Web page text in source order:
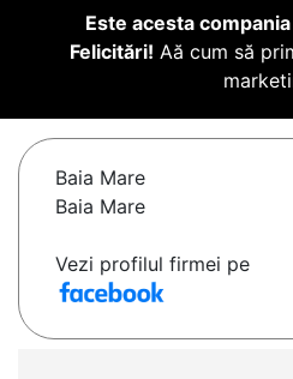
Este acesta
Felicitări! Aă cum să
Baia Mare
Baia Mare
Vezi profilul firmei pe